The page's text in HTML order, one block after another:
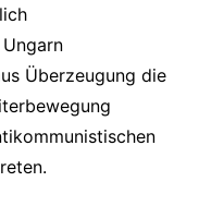
Überzeugung die